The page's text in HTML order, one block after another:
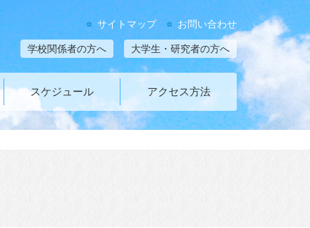
お問い合わせ
サイトマップ
大学生・研究者の方へ
学校関係者の方へ
スケジュール アクセス方法